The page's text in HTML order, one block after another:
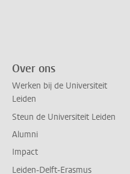
Over ons
Werken bij de Universiteit
Leiden
Steun de Universiteit Leiden
Alumni
Impact
Leiden-Delft-Erasmus